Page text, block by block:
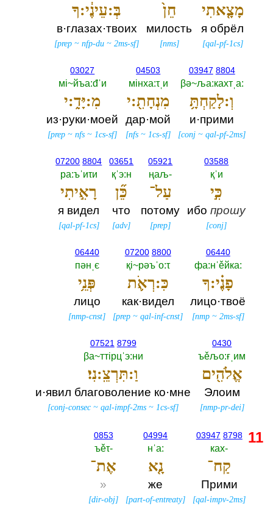
מָצָ֤אתִי
я обрёл
[qal-pf-1cs]
חֵן֙
милость
[nms]
בְּ:עֵינֶ֔י:ךָ
в·глазах·твоих
[prep ~nfp-du ~2ms-sf]
03947 8804
βә~ља:кахтˌа:‎
וְ:לָקַחְתָּ֥
и·прими
[conj ~qal-pf-2ms]
04503
мiнха:τˌи
מִנְחָתִ֖:י
дар·мой
[nfs ~1cs-sf]
03027
мi~йъа:đˈи
מִ:יָּדִ֑:י
из·руки·моей
[prep ~nfs ~1cs-sf]
03588
қˈи
כִּ֣י
ибопрошу
[conj]
05921
ңаљ-‎
עַל־
потому
[prep]
03651
қˈэ:н
כֵּ֞ן
что
[adv]
07200 8804
ра:ъˈиτи
רָאִ֣יתִי
я видел
[qal-pf-1cs]
06440
фа:нˈěйка:‎
פָנֶ֗י:ךָ
лицо·твоё
[nmp~ 2ms-sf]
07200 8800
қi~рәъˈо:τ
כִּ:רְאֹ֛ת
как·видел
[prep ~qal-inf-cnst]
06440
пәнˌє
פְּנֵ֥י
лицо
[nmp-cnst]
0430
ъěљо:ғˌим
אֱלֹהִ֖ים
Элоим
[nmp-pr-dei]
07521 8799
βа~ттiрцˈэ:ни
וַ:תִּרְצֵֽ:נִי׃
и·явил благоволение ко·мне
[conj-consec ~qal-impf-2ms ~1cs-sf]
03947 8798
ках-‎
קַח־
Прими
[qal-impv-2ms]
04994
нˈа:‎
נָ֤א
же
[part-of-entreaty]
0853
ъěτ-‎
אֶת־
»
[dir-obj]
11